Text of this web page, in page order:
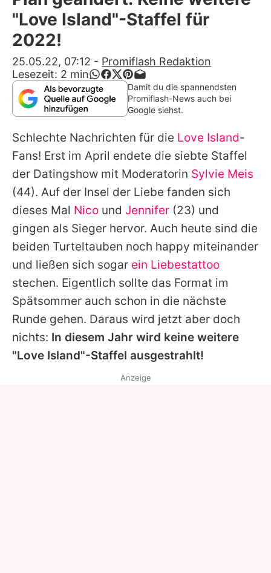
Alle Themen auf Promiflash
App runterladen
Team
Redaktionelle Richtlinien
Impressum
Datenschutzerklärung
Nutzungsbedingungen
Utiq verwalten
"Love Island"-Staffel für
2022!
25.05.22, 07:12 - Promiflash Redaktion
Lesezeit: 2 min
Damit du die spannendsten
Promiflash-News auch bei
Google siehst.
Schlechte Nachrichten für die Love Island-
Fans! Erst im April endete die siebte Staffel
der Datingshow mit Moderatorin Sylvie Meis
(44). Auf der Insel der Liebe fanden sich
dieses Mal Nico und Jennifer (23) und
gingen als Sieger hervor. Auch heute sind die
beiden Turteltauben noch happy miteinander
und ließen sich sogar ein Liebestattoo
stechen. Eigentlich sollte das Format im
Spätsommer auch schon in die nächste
Runde gehen. Daraus wird jetzt aber doch
nichts: In diesem Jahr wird keine weitere
"Love Island"-Staffel ausgestrahlt!
Anzeige